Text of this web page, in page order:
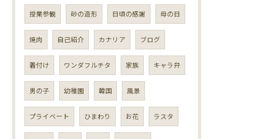
授業参観 砂の造形 日頃の感謝 母の日
焼肉 自己紹介 カナリア ブログ
着付け ワンダフルチタ 家族 キャラ弁
男の子 幼稚園 韓国 風景
プライベート ひまわり お花 ラスタ